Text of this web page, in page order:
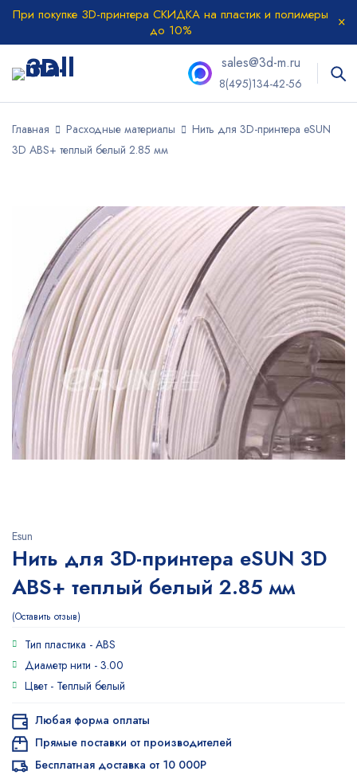
При покупке 3D-принтера СКИДКА на пластик и полимеры
до 10%
sales@3d-m.ru
8(495)134-42-56
Главная Расходные материалы
Нить для 3D-принтера eSUN
3D ABS+ теплый белый 2.85 мм
Esun
Нить для 3D-принтера eSUN 3D
ABS+ теплый белый 2.85 мм
Оставить отзыв
Тип пластика - ABS
Диаметр нити - 3.00
Цвет - Теплый белый
Любая форма оплаты
Прямые поставки от производителей
Бесплатная доставка от 10 000Р